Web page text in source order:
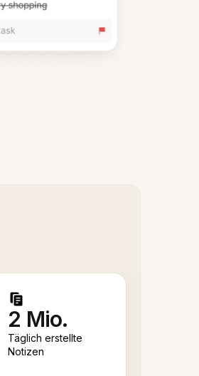
2 Mio.
Täglich erstellte
Notizen